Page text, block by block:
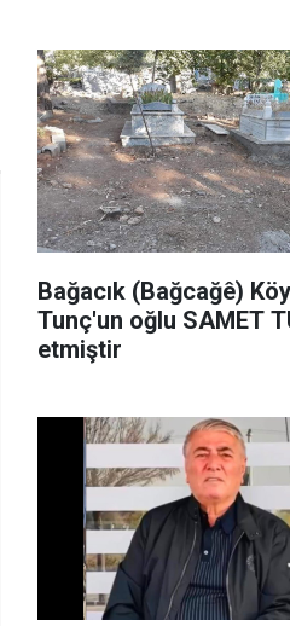
Bağacık (Bağcağê)
Tunç'un oğlu SAMET
etmiştir